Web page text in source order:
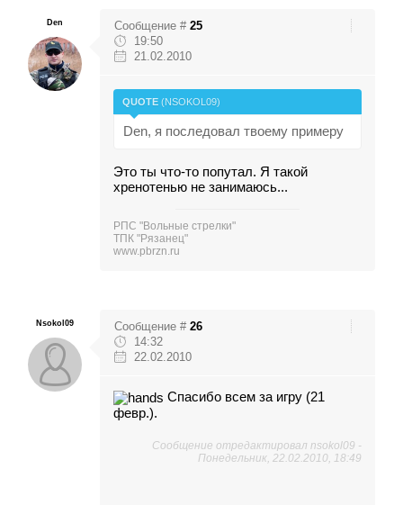
Den Сообщение # 25
19:50
21.02.2010
QUOTE (NSOKOL09)
Den, я последовал твоему примеру
Это ты что-то попутал. Я такой
хренотенью не занимаюсь...
РПС "Вольные стрелки"
ТПК "Рязанец"
www.pbrzn.ru
Nsokol09 Сообщение # 26
14:32
22.02.2010
Спасибо всем за игру (21
февр.).
Сообщение отредактировал nsokol09 -
Понедельник, 22.02.2010, 18:49